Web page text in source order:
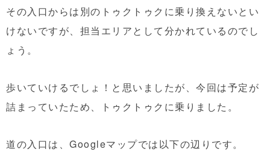
その入口からは別のトゥクトゥクに乗り換えないとい
けないですが、担当エリアとして分かれているのでし
ょう。
歩いていけるでしょ！と思いましたが、今回は予定が
詰まっていたため、トゥクトゥクに乗りました。
道の入口は、Googleマップでは以下の辺りです。